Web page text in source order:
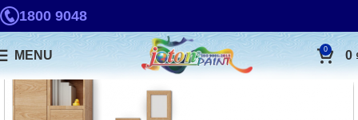
1800 9048
MENU 0 0